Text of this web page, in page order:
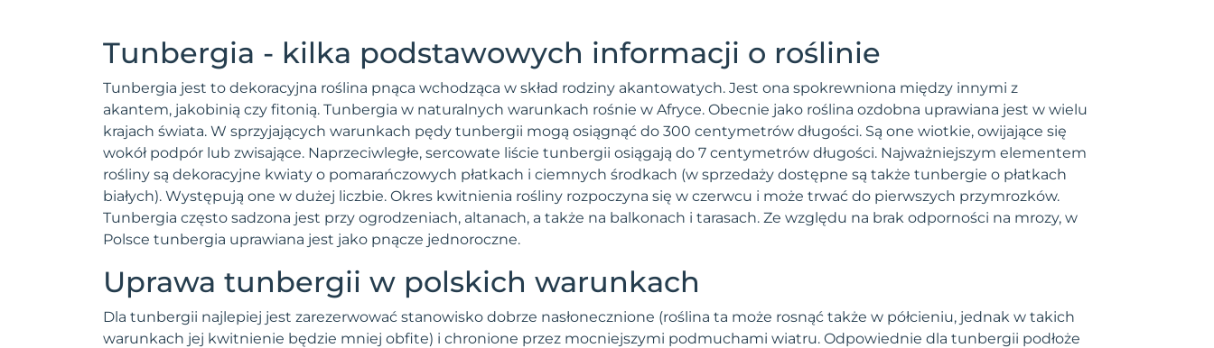
Fiołek
Firletka
Floks
Funkia
Gailardia
Gazania
Gęsiówka alpejska
Gilia
Godecja
Gomfrena
Goryczka
Tunbergia - kilka podstawowych informacji o roślinie
Tunbergia jest to dekoracyjna roślina pnąca wchodząca w skład rodziny akantowatych. Jest ona spokrewniona między innymi z
akantem, jakobinią czy fitonią. Tunbergia w naturalnych warunkach rośnie w Afryce. Obecnie jako roślina ozdobna uprawiana jest w wielu
krajach świata. W sprzyjających warunkach pędy tunbergii mogą osiągnąć do 300 centymetrów długości. Są one wiotkie, owijające się
wokół podpór lub zwisające. Naprzeciwległe, sercowate liście tunbergii osiągają do 7 centymetrów długości. Najważniejszym elementem
rośliny są dekoracyjne kwiaty o pomarańczowych płatkach i ciemnych środkach (w sprzedaży dostępne są także tunbergie o płatkach
białych). Występują one w dużej liczbie. Okres kwitnienia rośliny rozpoczyna się w czerwcu i może trwać do pierwszych przymrozków.
Tunbergia często sadzona jest przy ogrodzeniach, altanach, a także na balkonach i tarasach. Ze względu na brak odporności na mrozy, w
Polsce tunbergia uprawiana jest jako pnącze jednoroczne.
Uprawa tunbergii w polskich warunkach
Dla tunbergii najlepiej jest zarezerwować stanowisko dobrze nasłonecznione (roślina ta może rosnąć także w półcieniu, jednak w takich
warunkach jej kwitnienie będzie mniej obfite) i chronione przez mocniejszymi podmuchami wiatru. Odpowiednie dla tunbergii podłoże